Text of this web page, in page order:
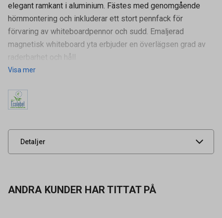
elegant ramkant i aluminium. Fästes med genomgående
hörnmontering och inkluderar ett stort pennfack för
förvaring av whiteboardpennor och sudd. Emaljerad
magnetisk whiteboard yta erbjuder en överlägsen grad av
raderbarhet och håll
Visa mer
Detaljer
Artikelnummer
OEM-nummer
Leverantörens
UNSPSC 44111905
ANDRA KUNDER HAR TITTAT PÅ